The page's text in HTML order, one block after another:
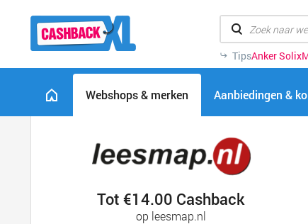
TipsAnker Solix
Webshops & merken Aanbiedingen &
Tot €14.00 Cashback
op leesmap.nl